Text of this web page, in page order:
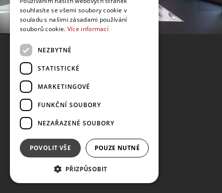
souhlasíte se všemi soubory cookie v
souladu s našimi zásadami používání
souborů cookie. Více informací
NEZBYTNÉ
STATISTICKÉ
MARKETINGOVÉ
FUNKČNÍ SOUBORY
NEZAŘAZENÉ SOUBORY
POVOLIT VŠE POUZE NUTNÉ
PŘIZPŮSOBIT